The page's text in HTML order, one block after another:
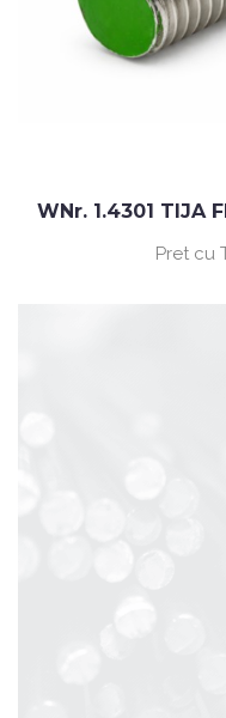
WNr. 1.4301 TIJA
Pret cu